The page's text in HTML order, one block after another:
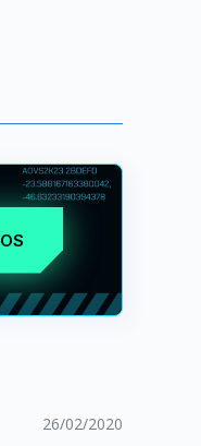
26/02/2020